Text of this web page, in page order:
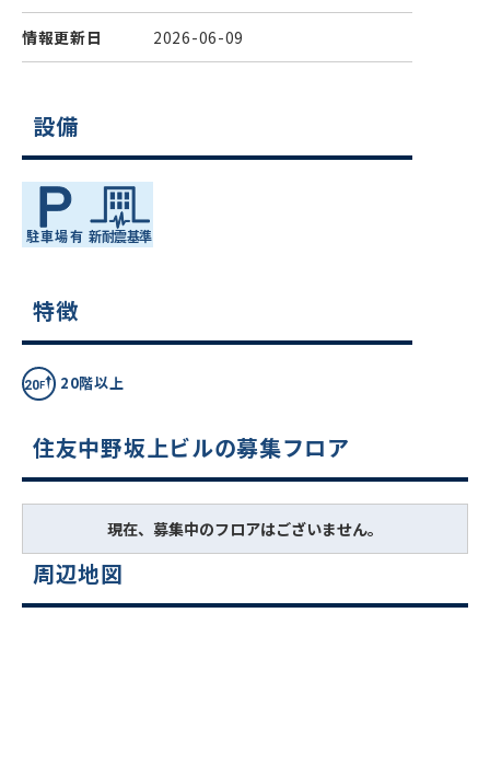
情報更新日 2026-06-09
設備
特徴
20階以上
住友中野坂上ビルの募集フロア
現在、募集中のフロアはございません。
周辺地図